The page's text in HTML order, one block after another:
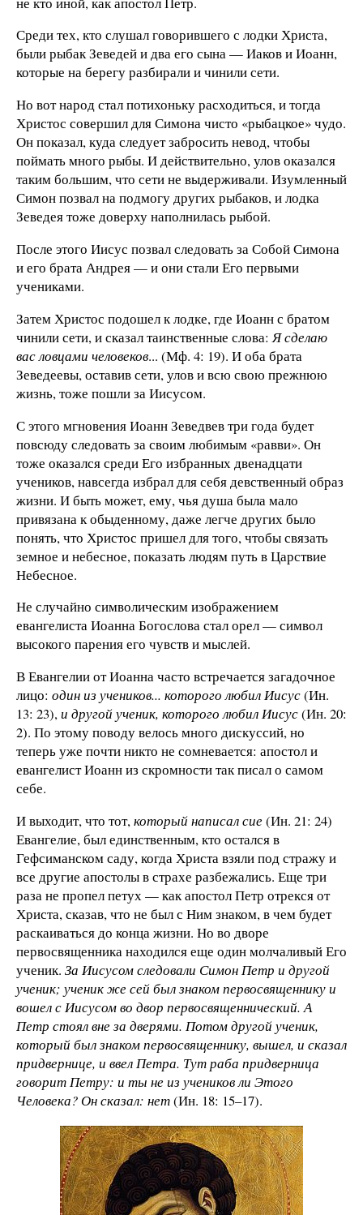
Среди тех, кто слушал говорившего с лодки Христа,
были рыбак Зеведей и два его сына — Иаков и Иоанн,
которые на берегу разбирали и чинили сети.
Но вот народ стал потихоньку расходиться, и тогда
Христос совершил для Симона чисто «рыбацкое» чудо.
Он показал, куда следует забросить невод, чтобы
поймать много рыбы. И действительно, улов оказался
таким большим, что сети не выдерживали. Изумленный
Симон позвал на подмогу других рыбаков, и лодка
Зеведея тоже доверху наполнилась рыбой.
После этого Иисус позвал следовать за Собой Симона
и его брата Андрея — и они стали Его первыми
учениками.
Затем Христос подошел к лодке, где Иоанн с братом
чинили сети, и сказал таинственные слова:Я сделаю
вас ловцами человеков... (Мф. 4: 19). И оба брата
Зеведеевы, оставив сети, улов и всю свою прежнюю
жизнь, тоже пошли за Иисусом.
С этого мгновения Иоанн Зеведвев три года будет
повсюду следовать за своим любимым «равви». Он
тоже оказался среди Его избранных двенадцати
учеников, навсегда избрал для себя девственный образ
жизни. И быть может, ему, чья душа была мало
привязана к обыденному, даже легче других было
понять, что Христос пришел для того, чтобы связать
земное и небесное, показать людям путь в Царствие
Небесное.
Не случайно символическим изображением
евангелиста Иоанна Богослова стал орел — символ
высокого парения его чувств и мыслей.
В Евангелии от Иоанна часто встречается загадочное
лицо: один из учеников... которого любил Иисус(Ин.
13: 23),и другой ученик, которого любил Иисус(Ин. 20:
2). По этому поводу велось много дискуссий, но
теперь уже почти никто не сомневается: апостол и
евангелист Иоанн из скромности так писал о самом
себе.
И выходит, что тот,который написал сие(Ин. 21: 24)
Евангелие, был единственным, кто остался в
Гефсиманском саду, когда Христа взяли под стражу и
все другие апостолы в страхе разбежались. Еще три
раза не пропел петух — как апостол Петр отрекся от
Христа, сказав, что не был с Ним знаком, в чем будет
раскаиваться до конца жизни. Но во дворе
первосвященника находился еще один молчаливый Его
ученик. За Иисусом следовали Симон Петр и другой
ученик; ученик же сей был знаком первосвященнику и
вошел с Иисусом во двор первосвященнический. А
Петр стоял вне за дверями. Потом другой ученик,
который был знаком первосвященнику, вышел, и сказал
придвернице, и ввел Петра. Тут раба придверница
говорит Петру: и ты не из учеников ли Этого
Человека? Он сказал: нет(Ин. 18: 15–17).